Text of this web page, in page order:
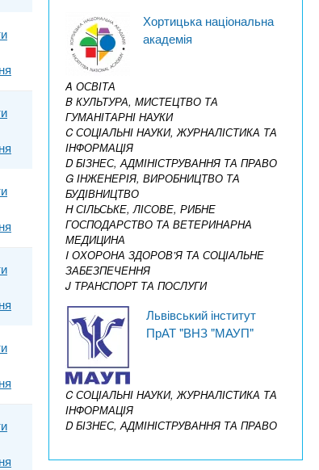
Хортицька національна
академія
A ОСВІТА
B КУЛЬТУРА, МИСТЕЦТВО ТА
ГУМАНІТАРНІ НАУКИ
C СОЦІАЛЬНІ НАУКИ, ЖУРНАЛІСТИКА ТА
ІНФОРМАЦІЯ
D БІЗНЕС, АДМІНІСТРУВАННЯ ТА ПРАВО
G ІНЖЕНЕРІЯ, ВИРОБНИЦТВО ТА
БУДІВНИЦТВО
H СІЛЬСЬКЕ, ЛІСОВЕ, РИБНЕ
ГОСПОДАРСТВО ТА ВЕТЕРИНАРНА
МЕДИЦИНА
I ОХОРОНА ЗДОРОВ’Я ТА СОЦІАЛЬНЕ
ЗАБЕЗПЕЧЕННЯ
J ТРАНСПОРТ ТА ПОСЛУГИ
Львівський інститут
ПрАТ "ВНЗ "МАУП"
C СОЦІАЛЬНІ НАУКИ, ЖУРНАЛІСТИКА ТА
ІНФОРМАЦІЯ
D БІЗНЕС, АДМІНІСТРУВАННЯ ТА ПРАВО